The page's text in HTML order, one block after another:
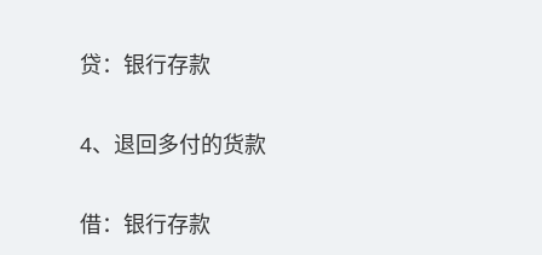
贷：银行存款
4、退回多付的货款
借：银行存款